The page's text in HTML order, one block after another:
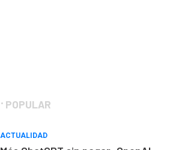
POPULAR
ACTUALIDAD